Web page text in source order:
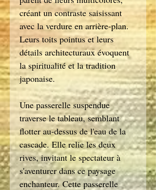
créant un contraste saisissant
avec la verdure en arrière-plan.
Leurs toits pointus et leurs
détails architecturaux évoquent
la spiritualité et la tradition
japonaise.
Une passerelle suspendue
traverse le tableau, semblant
flotter au-dessus de l'eau de la
cascade. Elle relie les deux
rives, invitant le spectateur à
s'aventurer dans ce paysage
enchanteur. Cette passerelle